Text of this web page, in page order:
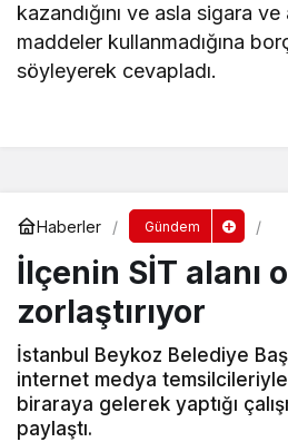
kazandığını ve asla sigara
maddeler kullanmadığına
söyleyerek cevapladı.
Haberler Gündem
İlçenin SİT alanı
zorlaştırıyor
İstanbul Beykoz Belediye
internet medya temsilcileriyle
biraraya gelerek yaptığı
paylaştı.